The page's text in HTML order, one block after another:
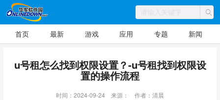
首页 最新 游戏 应用 专题 新闻
u号租怎么找到权限设置？-u号租找到权限设
置的操作流程
时间：2024-09-24 来源： 作者：清晨